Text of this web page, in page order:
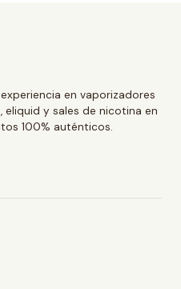
en vaporizadores
eliquid y sales de nicotina en
100% auténticos.